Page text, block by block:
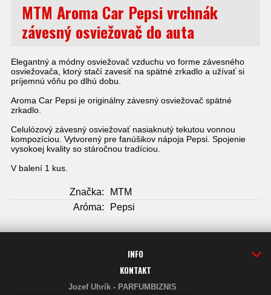
MTM Aroma Car Pepsi vrchnák
závesný osviežovač do auta
Elegantný a módny osviežovač vzduchu vo forme závesného
osviežovača, ktorý stačí zavesiť na spätné zrkadlo a užívať si
príjemnú vôňu po dlhú dobu.
Aroma Car Pepsi je originálny závesný osviežovač spätné
zrkadlo.
Celulózový závesný osviežovať nasiaknutý tekutou vonnou
kompozíciou. Vytvorený pre fanúšikov nápoja Pepsi. Spojenie
vysokoej kvality so stáročnou tradíciou.
V balení 1 kus.
Značka:
MTM
Aróma:
Pepsi
INFO
KONTAKT
Jozef Uhrík - PARFUMBIZNIS